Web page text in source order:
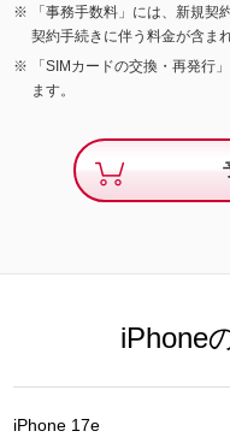
「事務手数料」には、新規
契約手続きに伴う料金が含まれ
「SIMカードの交換・再発行
ます。
iPhone
iPhone 17e